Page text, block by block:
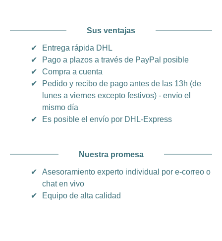
Sus ventajas
✔
Entrega rápida DHL
✔
Pago a plazos a través de PayPal posible
✔
Compra a cuenta
✔
Pedido y recibo de pago antes de las 13h (de
lunes a viernes excepto festivos) - envío el
mismo día
✔
Es posible el envío por DHL-Express
Nuestra promesa
✔
Asesoramiento experto individual por e-correo o
chat en vivo
✔
Equipo de alta calidad